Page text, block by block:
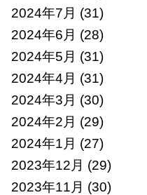
2024年7月 (31)
2024年6月 (28)
2024年5月 (31)
2024年4月 (31)
2024年3月 (30)
2024年2月 (29)
2024年1月 (27)
2023年12月 (29)
2023年11月 (30)